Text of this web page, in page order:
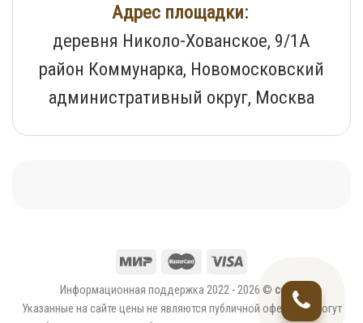
Адрес площадки:
деревня Николо-Хованское, 9/1А
район Коммунарка, Новомосковский
административный округ, Москва
Информационная поддержка 2022 - 2026 © ce2.ru
Указанные на сайте цены не являются публичной офертой и могут